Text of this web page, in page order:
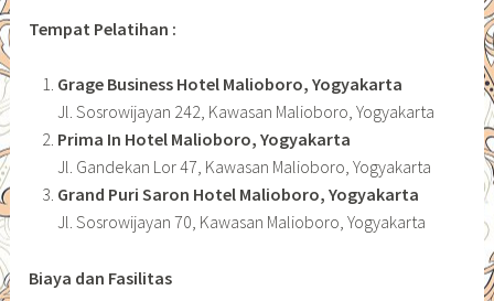
Tempat Pelatihan :
Grage Business Hotel Malioboro, Yogyakarta
Jl. Sosrowijayan 242, Kawasan Malioboro, Yogyakarta
Prima In Hotel Malioboro, Yogyakarta
Jl. Gandekan Lor 47, Kawasan Malioboro, Yogyakarta
Grand Puri Saron Hotel Malioboro, Yogyakarta
Jl. Sosrowijayan 70, Kawasan Malioboro, Yogyakarta
Biaya dan Fasilitas